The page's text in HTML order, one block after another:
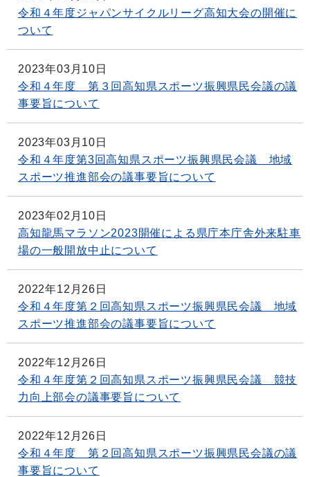
令和４年度ジャパンサイクルリーグ高知大会の開催に
ついて
2023年03月10日
令和４年度 第３回高知県スポーツ振興県民会議の議
事要旨について
2023年03月10日
令和４年度第3回高知県スポーツ振興県民会議 地域
スポーツ推進部会の議事要旨について
2023年02月10日
高知龍馬マラソン2023開催による県庁本庁舎外来駐車
場の一般開放中止について
2022年12月26日
令和４年度第２回高知県スポーツ振興県民会議 地域
スポーツ推進部会の議事要旨について
2022年12月26日
令和４年度第２回高知県スポーツ振興県民会議 競技
力向上部会の議事要旨について
2022年12月26日
令和４年度 第２回高知県スポーツ振興県民会議の議
事要旨について